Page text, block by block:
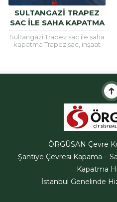
SULTANGAZI TRAPEZ
SAC ILE SAHA KAPATMA
Sultangazi Trapez sac ile saha
kapatma Trapez sac, inşaat
kullanılan bir
ÖRGÜSAN Teklif
ÖRGÜSAN Çevre
Şantiye Çevresi Kapama –
Kapatma
İstanbul Genelinde